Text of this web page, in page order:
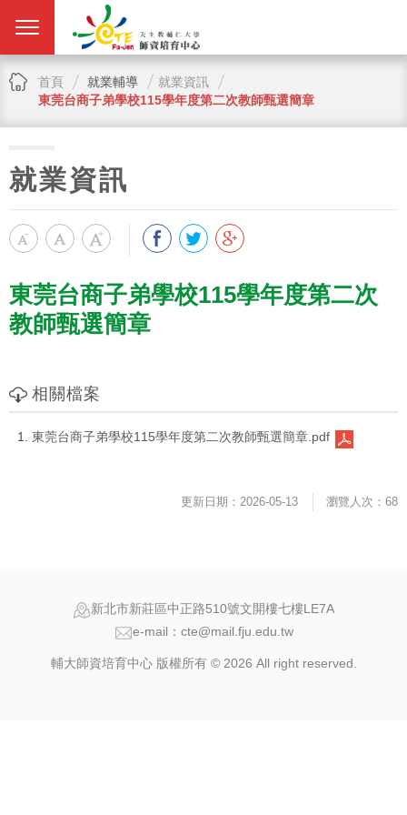
首頁 就業輔導
就業資訊
東莞台商子弟學校115學年度第二次教師甄選簡章
就業資訊
東莞台商子弟學校115學年度第二次
教師甄選簡章
相關檔案
東莞台商子弟學校115學年度第二次教師甄選簡章.pdf
更新日期：2026-05-13 瀏覽人次：68
新北市新莊區中正路510號文開樓七樓LE7A
e-mail：cte@mail.fju.edu.tw
輔大師資培育中心 版權所有 © 2026 All right reserved.